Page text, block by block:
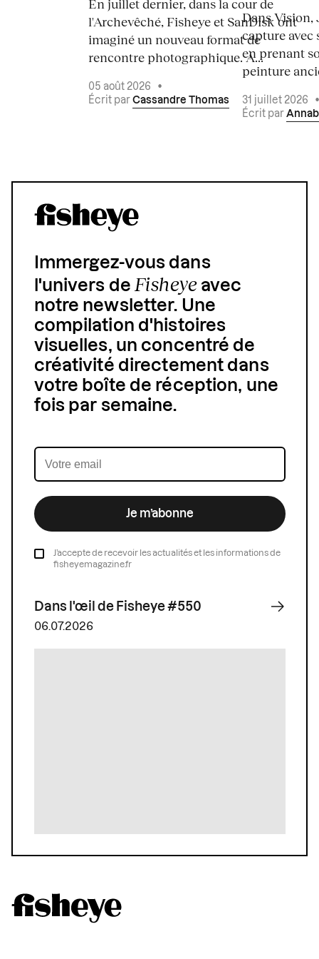
En juillet dernier, dans la cour de
l'Archevêché, Fisheye et SanDisk ont
imaginé un nouveau format de
rencontre photographique. À...
05 août 2026
•
Écrit par Cassandre Thomas
Dans
capture avec
en prenant
peinture
31 juillet 2026
Écrit par
Immergez-vous dans
l'univers deFisheyeavec
notre newsletter. Une
compilation d'histoires
visuelles, un concentré de
créativité directement dans
votre boîte de réception, une
fois par semaine.
Je m’abonne
J’accepte de recevoir les actualités et les informations de
fisheyemagazine.fr
Dans l'œil de Fisheye #550
06.07.2026